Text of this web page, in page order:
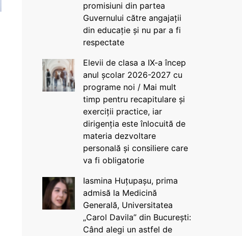
promisiuni din partea
Guvernului către angajații
din educație și nu par a fi
respectate
Elevii de clasa a IX-a încep
anul școlar 2026-2027 cu
programe noi / Mai mult
timp pentru recapitulare și
exerciții practice, iar
dirigenția este înlocuită de
materia dezvoltare
personală și consiliere care
va fi obligatorie
Iasmina Huțupașu, prima
admisă la Medicină
Generală, Universitatea
„Carol Davila” din București:
Când alegi un astfel de